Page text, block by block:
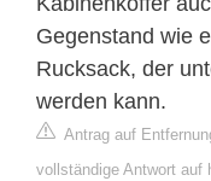
Gegenstand wie
Rucksack, der
werden kann.
Antrag auf
vollständige Antwort auf